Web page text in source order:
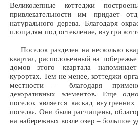
Великолепные коттеджи
привлекательности им придает
натурального дерева. Благодаря
площадям под остекление, внутри
Поселок разделен на несколько
квартал, расположенный на
домов этого квартала
курортах. Тем не менее, коттеджи
местности – благодаря
декоративных элементов. Еще
поселок является каскад
поселка. Они были расчищены,
на набережных возле озер – большое